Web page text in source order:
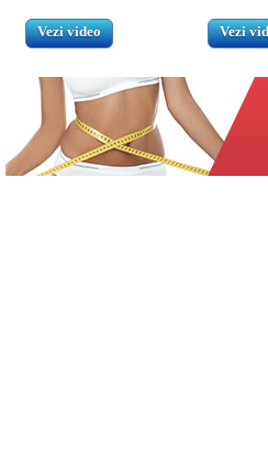
Vezi video Vezi